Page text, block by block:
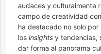
audaces y culturalmente
campo de creatividad
ha destacado no solo
los insights y tendencias,
dar forma al panorama